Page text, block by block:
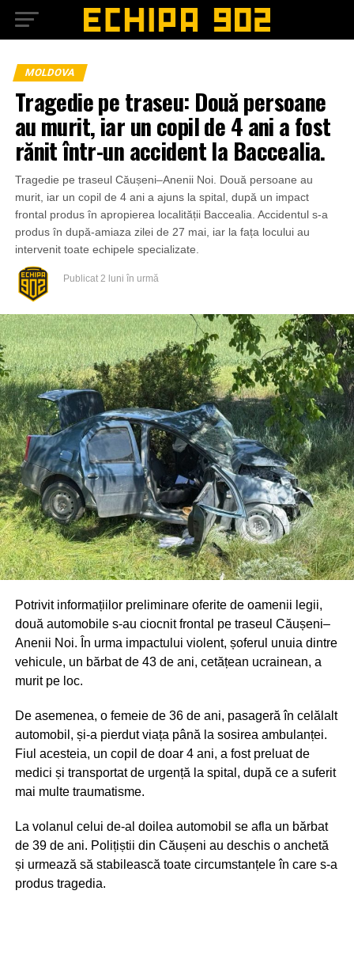
MOLDOVA
Tragedie pe traseu: Două persoane
au murit, iar un copil de 4 ani a fost
rănit într-un accident la Baccealia.
Tragedie pe traseul Căușeni–Anenii Noi. Două persoane au
murit, iar un copil de 4 ani a ajuns la spital, după un impact
frontal produs în apropierea localității Baccealia. Accidentul s-a
produs în după-amiaza zilei de 27 mai, iar la fața locului au
intervenit toate echipele specializate.
Publicat 2 luni în urmă
Potrivit informațiilor preliminare oferite de oamenii legii,
două automobile s-au ciocnit frontal pe traseul Căușeni–
Anenii Noi. În urma impactului violent, șoferul unuia dintre
vehicule, un bărbat de 43 de ani, cetățean ucrainean, a
murit pe loc.
De asemenea, o femeie de 36 de ani, pasageră în celălalt
automobil, și-a pierdut viața până la sosirea ambulanței.
Fiul acesteia, un copil de doar 4 ani, a fost preluat de
medici și transportat de urgență la spital, după ce a suferit
mai multe traumatisme.
La volanul celui de-al doilea automobil se afla un bărbat
de 39 de ani. Polițiștii din Căușeni au deschis o anchetă
și urmează să stabilească toate circumstanțele în care s-a
produs tragedia.